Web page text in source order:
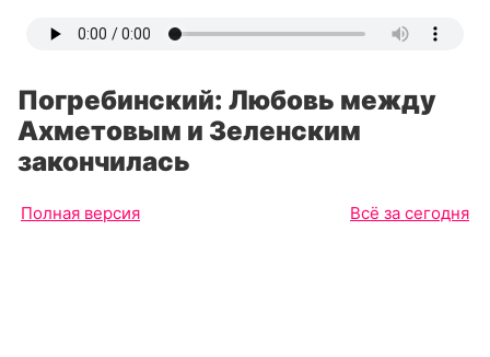
Погребинский: Любовь между
Ахметовым и Зеленским
закончилась
Полная версия Всё за сегодня